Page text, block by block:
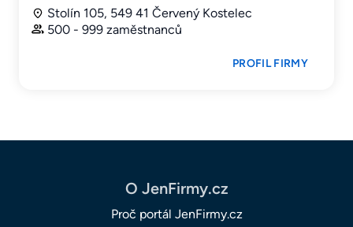
Stolín 105, 549 41 Červený Kostelec
500 - 999 zaměstnanců
PROFIL FIRMY
O JenFirmy.cz
Proč portál JenFirmy.cz